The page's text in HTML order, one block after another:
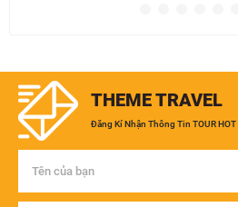
THEME TRAVEL
Đăng Kí Nhận Thông Tin TOUR